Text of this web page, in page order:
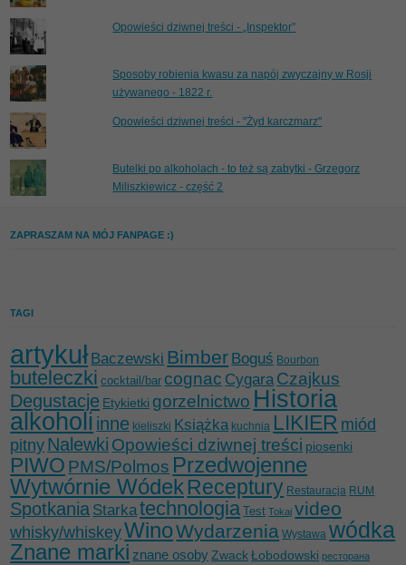
Opowieści dziwnej treści - „Inspektor”
Sposoby robienia kwasu za napój zwyczajny w Rosji
używanego - 1822 r.
Opowieści dziwnej treści - "Żyd karczmarz"
Butelki po alkoholach - to też są zabytki - Grzegorz
Miliszkiewicz - część 2
ZAPRASZAM NA MÓJ FANPAGE :)
TAGI
artykułBaczewski Bimber Boguś Bourbon
buteleczki cocktail/bar cognac CygaraCzajkus
Degustacje Etykietki gorzelnictwo Historia
alkoholi inne kieliszki Książka kuchnia LIKIER miód
pitny Nalewki Opowieści dziwnej treści piosenki
PIWO PMS/Polmos Przedwojenne
Wytwórnie WódekReceptury Restauracja RUM
Spotkania Starkatechnologia Test Tokaj video
whisky/whiskeyWinoWydarzenia Wystawa wódka
Znane marki znane osoby Zwack Łobodowski ресторана